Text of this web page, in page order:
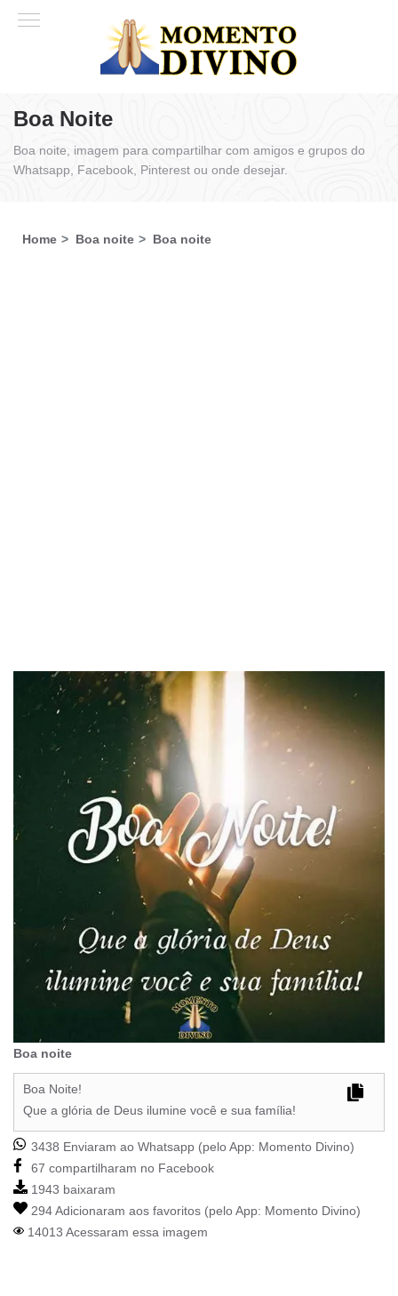
Boa Noite
Boa noite, imagem para compartilhar com amigos e grupos do
Whatsapp, Facebook, Pinterest ou onde desejar.
Home Boa noite Boa noite
Boa noite
Boa Noite!
Que a glória de Deus ilumine você e sua família!
3438 Enviaram ao Whatsapp (pelo App: Momento Divino)
67 compartilharam no Facebook
1943 baixaram
294 Adicionaram aos favoritos (pelo App: Momento Divino)
14013 Acessaram essa imagem